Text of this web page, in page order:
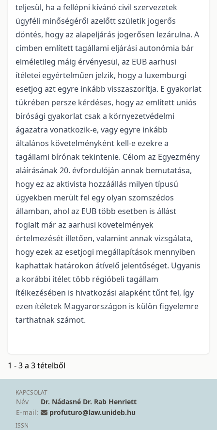
teljesül, ha a fellépni kívánó civil szervezetek
ügyféli minőségéről azelőtt születik jogerős
döntés, hogy az alapeljárás jogerősen lezárulna. A
címben említett tagállami eljárási autonómia bár
elméletileg máig érvényesül, az EUB aarhusi
ítéletei egyértelműen jelzik, hogy a luxemburgi
esetjog azt egyre inkább visszaszorítja. E gyakorlat
tükrében persze kérdéses, hogy az említett uniós
bírósági gyakorlat csak a környezetvédelmi
ágazatra vonatkozik-e, vagy egyre inkább
általános követelményként kell-e ezekre a
tagállami bírónak tekintenie. Célom az Egyezmény
aláírásának 20. évfordulóján annak bemutatása,
hogy ez az aktivista hozzáállás milyen típusú
ügyekben merült fel egy olyan szomszédos
államban, ahol az EUB több esetben is állást
foglalt már az aarhusi követelmények
értelmezését illetően, valamint annak vizsgálata,
hogy ezek az esetjogi megállapítások mennyiben
kaphattak határokon átívelő jelentőséget. Ugyanis
a korábbi ítélet több régióbeli tagállam
ítélkezésében is hivatkozási alapként tűnt fel, így
ezen ítéletek Magyarországon is külön figyelemre
tarthatnak számot.
1 - 3 a 3 tételből
KAPCSOLAT
Név
Dr. Nádasné Dr. Rab Henriett
E-mail:
profuturo@law.unideb.hu
ISSN